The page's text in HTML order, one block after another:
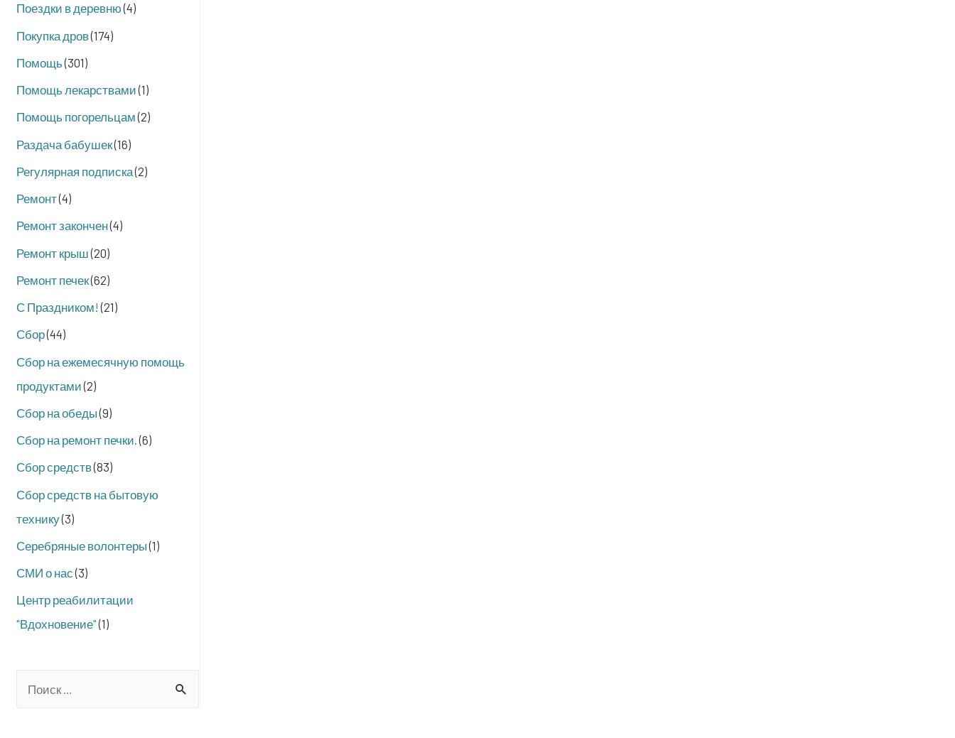
Поездки в деревню(4)
Покупка дров(174)
Помощь(301)
Помощь лекарствами(1)
Помощь погорельцам(2)
Раздача бабушек(16)
Регулярная подписка(2)
Ремонт(4)
Ремонт закончен(4)
Ремонт крыш(20)
Ремонт печек(62)
С Праздником! (21)
Сбор(44)
Сбор на ежемесячную помощь
продуктами(2)
Сбор на обеды(9)
Сбор на ремонт печки.(6)
Сбор средств(83)
Сбор средств на бытовую
технику(3)
Серебряные волонтеры(1)
СМИ о нас(3)
Центр реабилитации
"Вдохновение"(1)